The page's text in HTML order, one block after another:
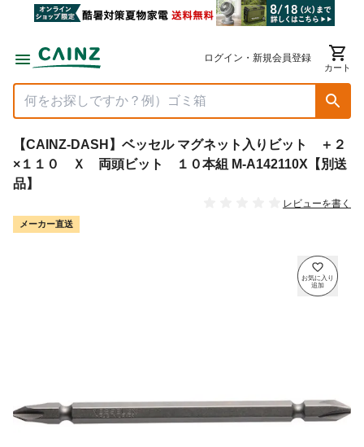
ログイン・新規会員登録
カート
【CAINZ-DASH】ベッセル マグネット入りビット ＋２
×１１０ Ｘ 両頭ビット １０本組 M-A142110X【別送
品】
レビューを書く
メーカー直送